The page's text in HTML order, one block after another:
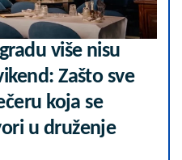
više nisu
Zašto sve
koja se
u druženje